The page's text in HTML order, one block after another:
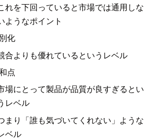
れを下回っていると市場では通用しな
ようなポイント
化
合よりも優れているというレベル
点
場にとって製品が品質が良すぎるとい
レベル
まり「誰も気づいてくれない」ような
ベル